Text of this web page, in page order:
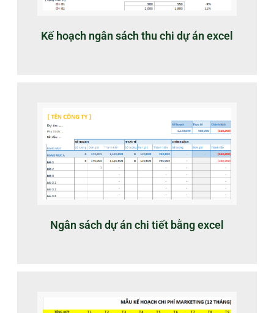
Kế hoạch ngân sách thu chi dự án excel
Ngân sách dự án chi tiết bằng excel